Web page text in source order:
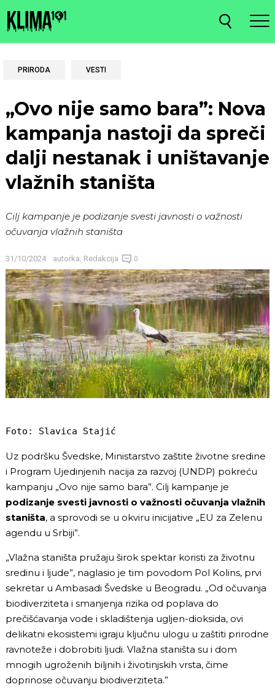
PRIRODA VESTI
„Ovo nije samo bara”: Nova
kampanja nastoji da spreči
dalji nestanak i uništavanje
vlažnih staništa
Cilj kampanje je podizanje svesti javnosti o važnosti
očuvanja vlažnih staništa
31/10/2024 autorka: Redakcija 0
Foto: Slavica Stajić
Uz podršku Švedske, Ministarstvo zaštite životne sredine
i Program Ujedinjenih nacija za razvoj (UNDP) pokreću
kampanju „Ovo nije samo bara”. Cilj kampanje je
podizanje svesti javnosti o važnosti očuvanja vlažnih
staništa, a sprovodi se u okviru inicijative „EU za Zelenu
agendu u Srbiji”.
„Vlažna staništa pružaju širok spektar koristi za životnu
sredinu i ljude”, naglasio je tim povodom Pol Kolins, prvi
sekretar u Ambasadi Švedske u Beogradu. „Od očuvanja
biodiverziteta i smanjenja rizika od poplava do
prečišćavanja vode i skladištenja ugljen-dioksida, ovi
delikatni ekosistemi igraju ključnu ulogu u zaštiti prirodne
ravnoteže i dobrobiti ljudi. Vlažna staništa su i dom
mnogih ugroženih biljnih i životinjskih vrsta, čime
doprinose očuvanju biodiverziteta.”